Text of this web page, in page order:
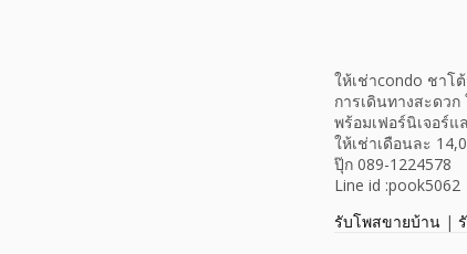
ให้เช่าcondo ชาโ
การเดินทางสะดว
พร้อมเฟอร์นิเจอร์
ให้เช่าเดือนละ
ปุ๊ก 089-1224578
Line id :pook5062
รับโพสขายบ้าน |